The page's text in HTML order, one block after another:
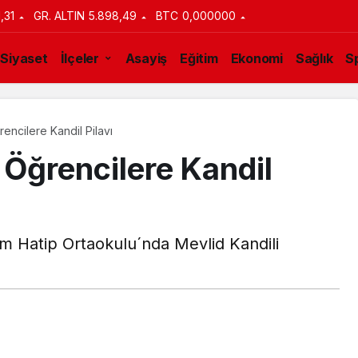
GR. ALTIN 5.898,49 BTC 0,000000
Siyaset İlçeler Asayiş Eğitim Ekonomi Sağlık
Kandil Pilavı
Öğrencilere Kandil
Hatip Ortaokulu´nda Mevlid Kandili